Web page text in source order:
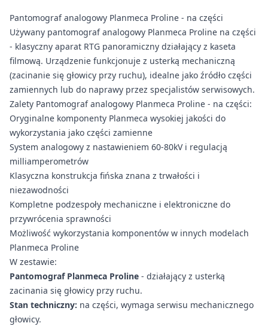
Pantomograf analogowy Planmeca Proline - na części
Używany pantomograf analogowy Planmeca Proline na części
- klasyczny aparat RTG panoramiczny działający z kaseta
filmową. Urządzenie funkcjonuje z usterką mechaniczną
(zacinanie się głowicy przy ruchu), idealne jako źródło części
zamiennych lub do naprawy przez specjalistów serwisowych.
Zalety Pantomograf analogowy Planmeca Proline - na części:
Oryginalne komponenty Planmeca wysokiej jakości do
wykorzystania jako części zamienne
System analogowy z nastawieniem 60-80kV i regulacją
milliamperometrów
Klasyczna konstrukcja fińska znana z trwałości i
niezawodności
Kompletne podzespoły mechaniczne i elektroniczne do
przywrócenia sprawności
Możliwość wykorzystania komponentów w innych modelach
Planmeca Proline
W zestawie:
Pantomograf Planmeca Proline - działający z usterką
zacinania się głowicy przy ruchu.
Stan techniczny: na części, wymaga serwisu mechanicznego
głowicy.